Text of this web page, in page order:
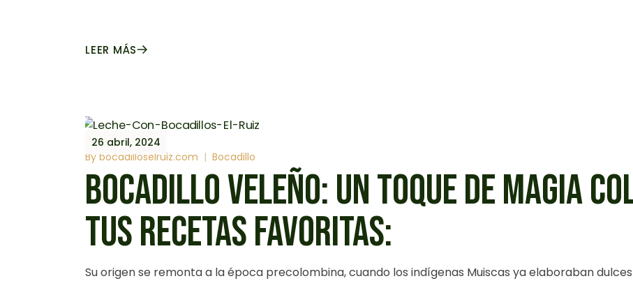
LEER MÁS
26 abril, 2024
By bocadilloselruiz.com Bocadillo
BOCADILLO VELEÑO: UN TOQUE DE MAGIA
TUS RECETAS FAVORITAS:
Su origen se remonta a la época precolombina, cuando los indígenas Muiscas ya elaboraban